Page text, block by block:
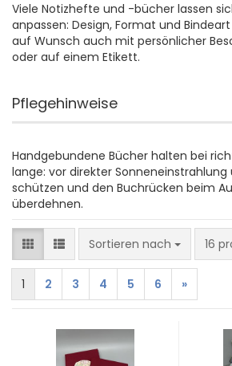
Viele Notizhefte und -bücher lassen
anpassen: Design, Format und
auf Wunsch auch mit persönlicher
oder auf einem Etikett.
Pflegehinweise
Handgebundene Bücher halten bei
lange: vor direkter
schützen und den Buchrücken beim
überdehnen.
Sortieren nach
Sortieren nach 16
pro
1 2 3 4 5 6 »